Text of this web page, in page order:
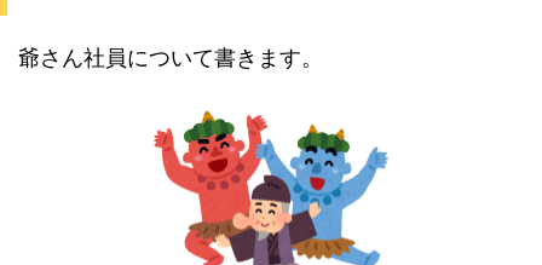
爺さん社員について書きます。